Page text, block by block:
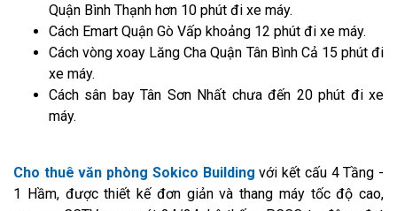
Quận Bình Thạnh hơn 10 phút đi xe máy.
Cách Emart Quận Gò Vấp khoảng 12 phút đi xe máy.
Cách vòng xoay Lăng Cha Quận Tân Bình Cả 15 phút đi
xe máy.
Cách sân bay Tân Sơn Nhất chưa đến 20 phút đi xe
máy.
Cho thuê văn phòng Sokico Building với kết cấu 4 Tầng -
1 Hầm, được thiết kế đơn giản và thang máy tốc độ cao,